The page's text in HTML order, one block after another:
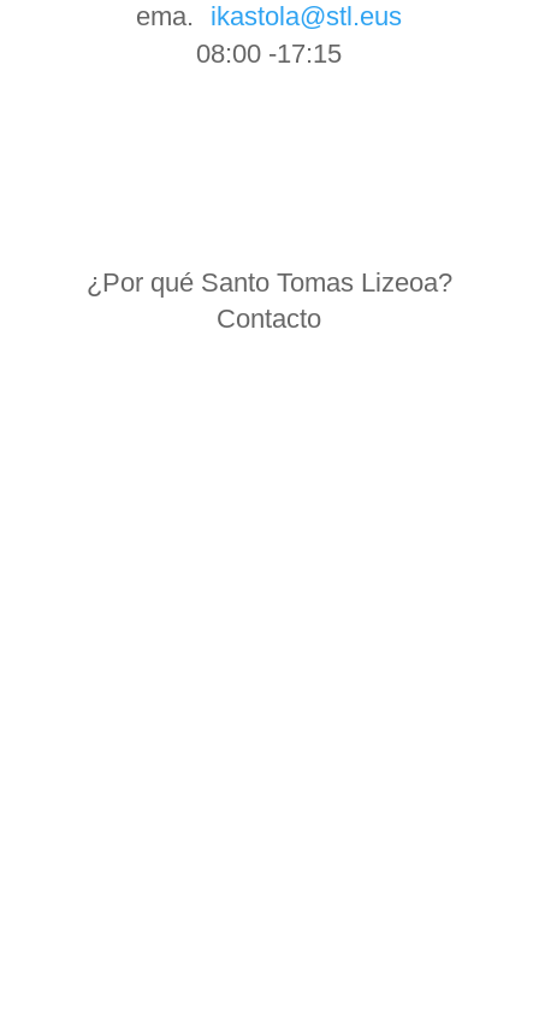
ema.
ikastola@stl.eus
08:00 -17:15
¿Por qué Santo Tomas Lizeoa?
Contacto